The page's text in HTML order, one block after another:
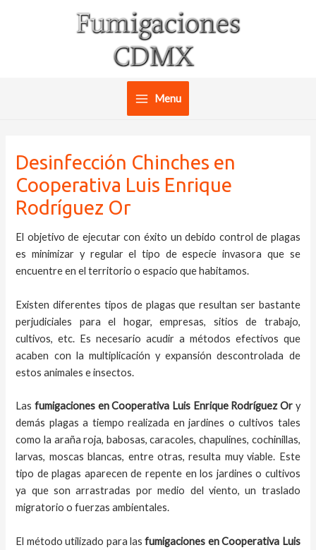
Main
Menu
Desinfección Chinches en
Cooperativa Luis Enrique
Rodríguez Or
El objetivo de ejecutar con éxito un debido control de plagas
es minimizar y regular el tipo de especie invasora que se
encuentre en el territorio o espacio que habitamos.
Existen diferentes tipos de plagas que resultan ser bastante
perjudiciales para el hogar, empresas, sitios de trabajo,
cultivos, etc. Es necesario acudir a métodos efectivos que
acaben con la multiplicación y expansión descontrolada de
estos animales e insectos.
Las fumigaciones enCooperativa Luis Enrique Rodríguez Or y
demás plagas a tiempo realizada en jardines o cultivos tales
como la araña roja, babosas, caracoles, chapulines, cochinillas,
larvas, moscas blancas, entre otras, resulta muy viable. Este
tipo de plagas aparecen de repente en los jardines o cultivos
ya que son arrastradas por medio del viento, un traslado
migratorio o fuerzas ambientales.
El método utilizado para las fumigaciones enCooperativa Luis